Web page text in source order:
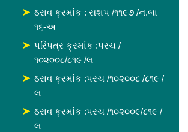
ઠરાવ ક્રમાંક : સશપ /૧૧૯૭ /ન.બા
૧૬-અ
પરિપત્ર ક્રમાંક :પરચ /
૧૦૨૦૦૮/૮૧૯ /લ
ઠરાવ ક્રમાંક :પરચ /૧૦૨૦૦૮ /૮૧૯ /
લ
ઠરાવ ક્રમાંક :પરચ /૧૦૨૦૦૯/૮૧૯ /
લ